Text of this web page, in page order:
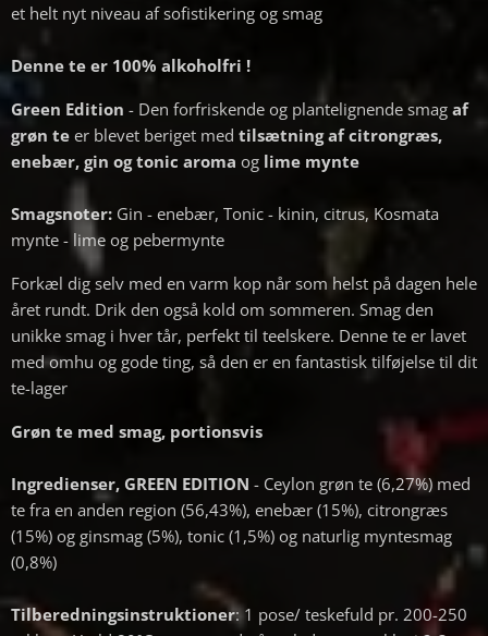
et helt nyt niveau af sofistikering og smag
Denne te er 100% alkoholfri !
Green Edition - Den forfriskende og plantelignende smag af
grøn te er blevet beriget med tilsætning af citrongræs,
enebær, gin og tonic aroma og lime mynte
Smagsnoter: Gin - enebær, Tonic - kinin, citrus, Kosmata
mynte - lime og pebermynte
Forkæl dig selv med en varm kop når som helst på dagen hele
året rundt. Drik den også kold om sommeren. Smag den
unikke smag i hver tår, perfekt til teelskere. Denne te er lavet
med omhu og gode ting, så den er en fantastisk tilføjelse til dit
te-lager
Grøn te med smag, portionsvis
Ingredienser, GREEN EDITION - Ceylon grøn te (6,27%) med
te fra en anden region (56,43%), enebær (15%), citrongræs
(15%) og ginsmag (5%), tonic (1,5%) og naturlig myntesmag
(0,8%)
Tilberedningsinstruktioner: 1 pose/ teskefuld pr. 200-250